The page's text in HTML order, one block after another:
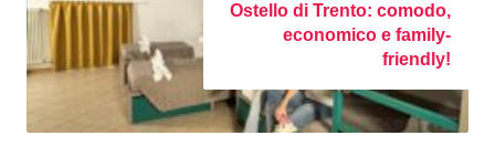
Ostello di Trento: comodo,
economico e family-
friendly!